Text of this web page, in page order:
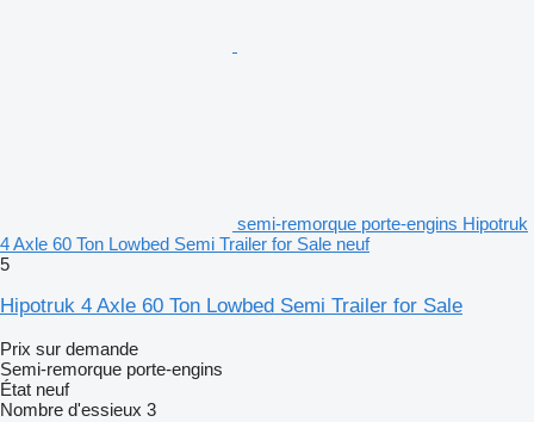
semi-remorque porte-engins Hipotruk
4 Axle 60 Ton Lowbed Semi Trailer for Sale neuf
5
Hipotruk 4 Axle 60 Ton Lowbed Semi Trailer for Sale
Prix sur demande
Semi-remorque porte-engins
État neuf
Nombre d'essieux 3